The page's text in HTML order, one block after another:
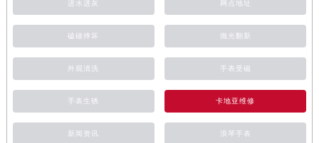
进水进灰 网点地址
磕碰摔坏 抛光翻新
外观清洗 手表受磁
手表生锈 卡地亚维修
新闻资讯 浪琴手表